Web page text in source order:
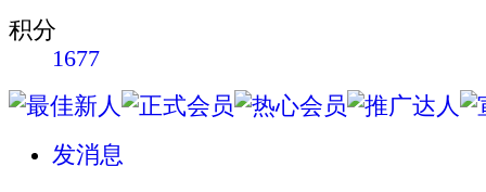
积分
1677
发消息